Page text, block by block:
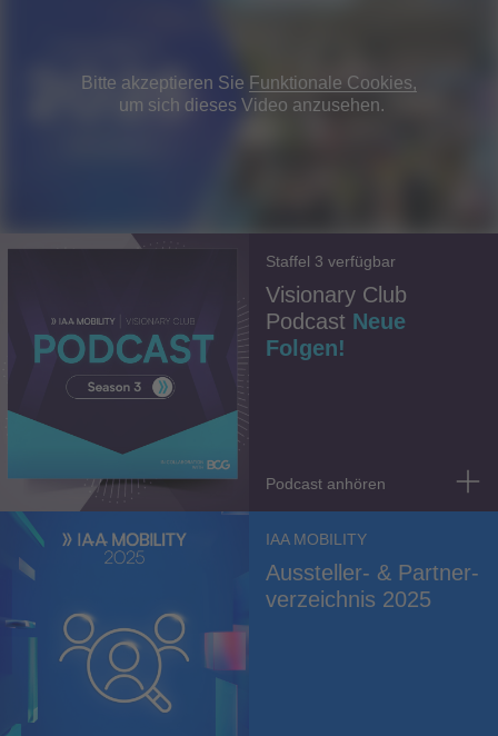
Bitte akzeptieren Sie Funktionale Cookies,
um sich dieses Video anzusehen.
Staffel 3 verfügbar
Visionary Club
Podcast Neue
Folgen!
Podcast anhören
IAA MOBILITY
Aussteller- & Partner­
verzeichnis 2025